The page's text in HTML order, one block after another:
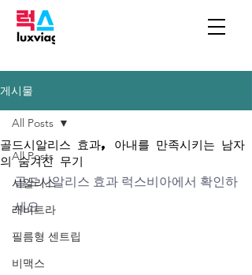
게시물
All Posts
시알리스
레비트라
필름형 센트립
비맥스
All Posts
골드시알리스 효과, 아내를 만족시키는 남자
의 숨겨진 무기
골드시알리스 효과 럭스비아에서 확인하
세요